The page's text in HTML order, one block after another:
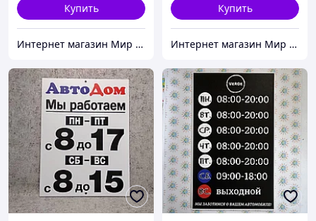
Купить
Интернет магазин Мир стендов. Товары из Украины
Купить
Интернет магазин Мир стендов. Товары из Украины